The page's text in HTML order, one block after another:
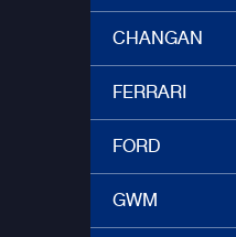
CHANGAN
FERRARI
FORD
GWM